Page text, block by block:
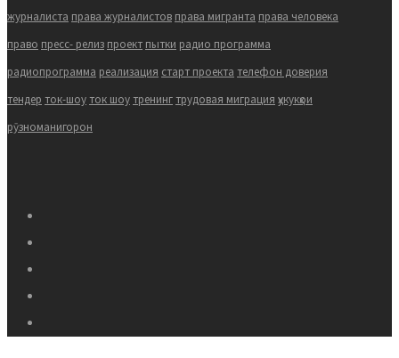
журналиста права журналистов права мигранта права человека
право пресс- релиз проект пытки радио программа
радиопрограмма реализация старт проекта телефон доверия
тендер ток-шоуток шоутренингтрудовая миграция ҳукукҳои
рӯзноманигорон